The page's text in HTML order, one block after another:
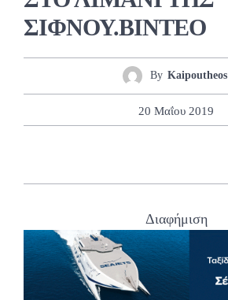
ΣΙΦΝΟΥ.ΒΙΝΤΕΟ
By Kaipoutheos
20 Μαΐου 2019
Διαφήμιση